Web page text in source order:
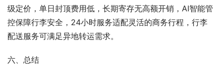
级定价，单日封顶费用低，长期寄存无高额开销，AI智能管
控保障行李安全，24小时服务适配灵活的商务行程，行李
配送服务可满足异地转运需求。
六、总结